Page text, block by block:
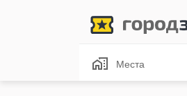
Места